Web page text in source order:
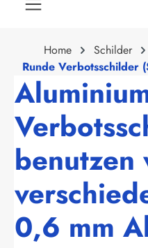
Home Schilder
Runde Verbotsschilder
benutzen
0,6 mm